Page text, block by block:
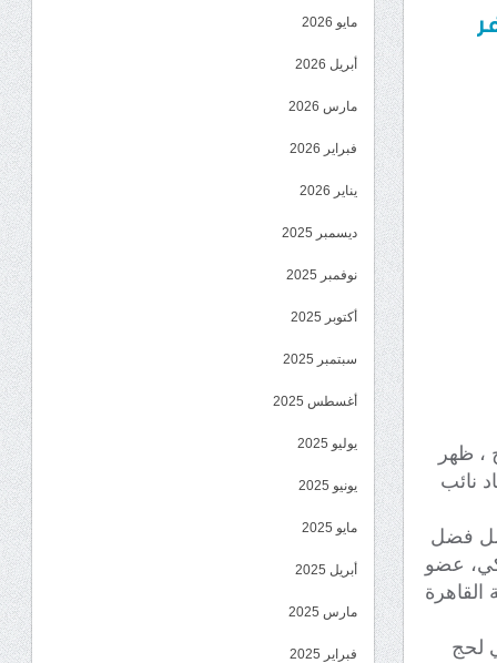
، ظهر
نائب
فضل
عضو
المصرية القاهرة
لحج
مايو 2026
أبريل 2026
مارس 2026
فبراير 2026
يناير 2026
ديسمبر 2025
نوفمبر 2025
أكتوبر 2025
سبتمبر 2025
أغسطس 2025
يوليو 2025
يونيو 2025
مايو 2025
أبريل 2025
مارس 2025
فبراير 2025